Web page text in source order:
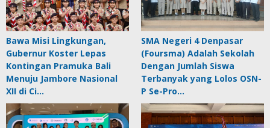
Bawa Misi Lingkungan,
Gubernur Koster Lepas
Kontingan Pramuka Bali
Menuju Jambore Nasional
XII di Ci…
SMA Negeri 4 Denpasar
(Foursma) Adalah Sekolah
Dengan Jumlah Siswa
Terbanyak yang Lolos OSN-
P Se-Pro…